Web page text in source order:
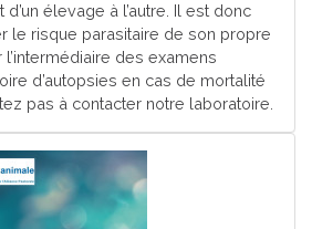
d’un élevage à l’autre. Il est donc
le risque parasitaire de son propre
des examens
d’autopsies en cas de mortalité
pas à contacter notre laboratoire.